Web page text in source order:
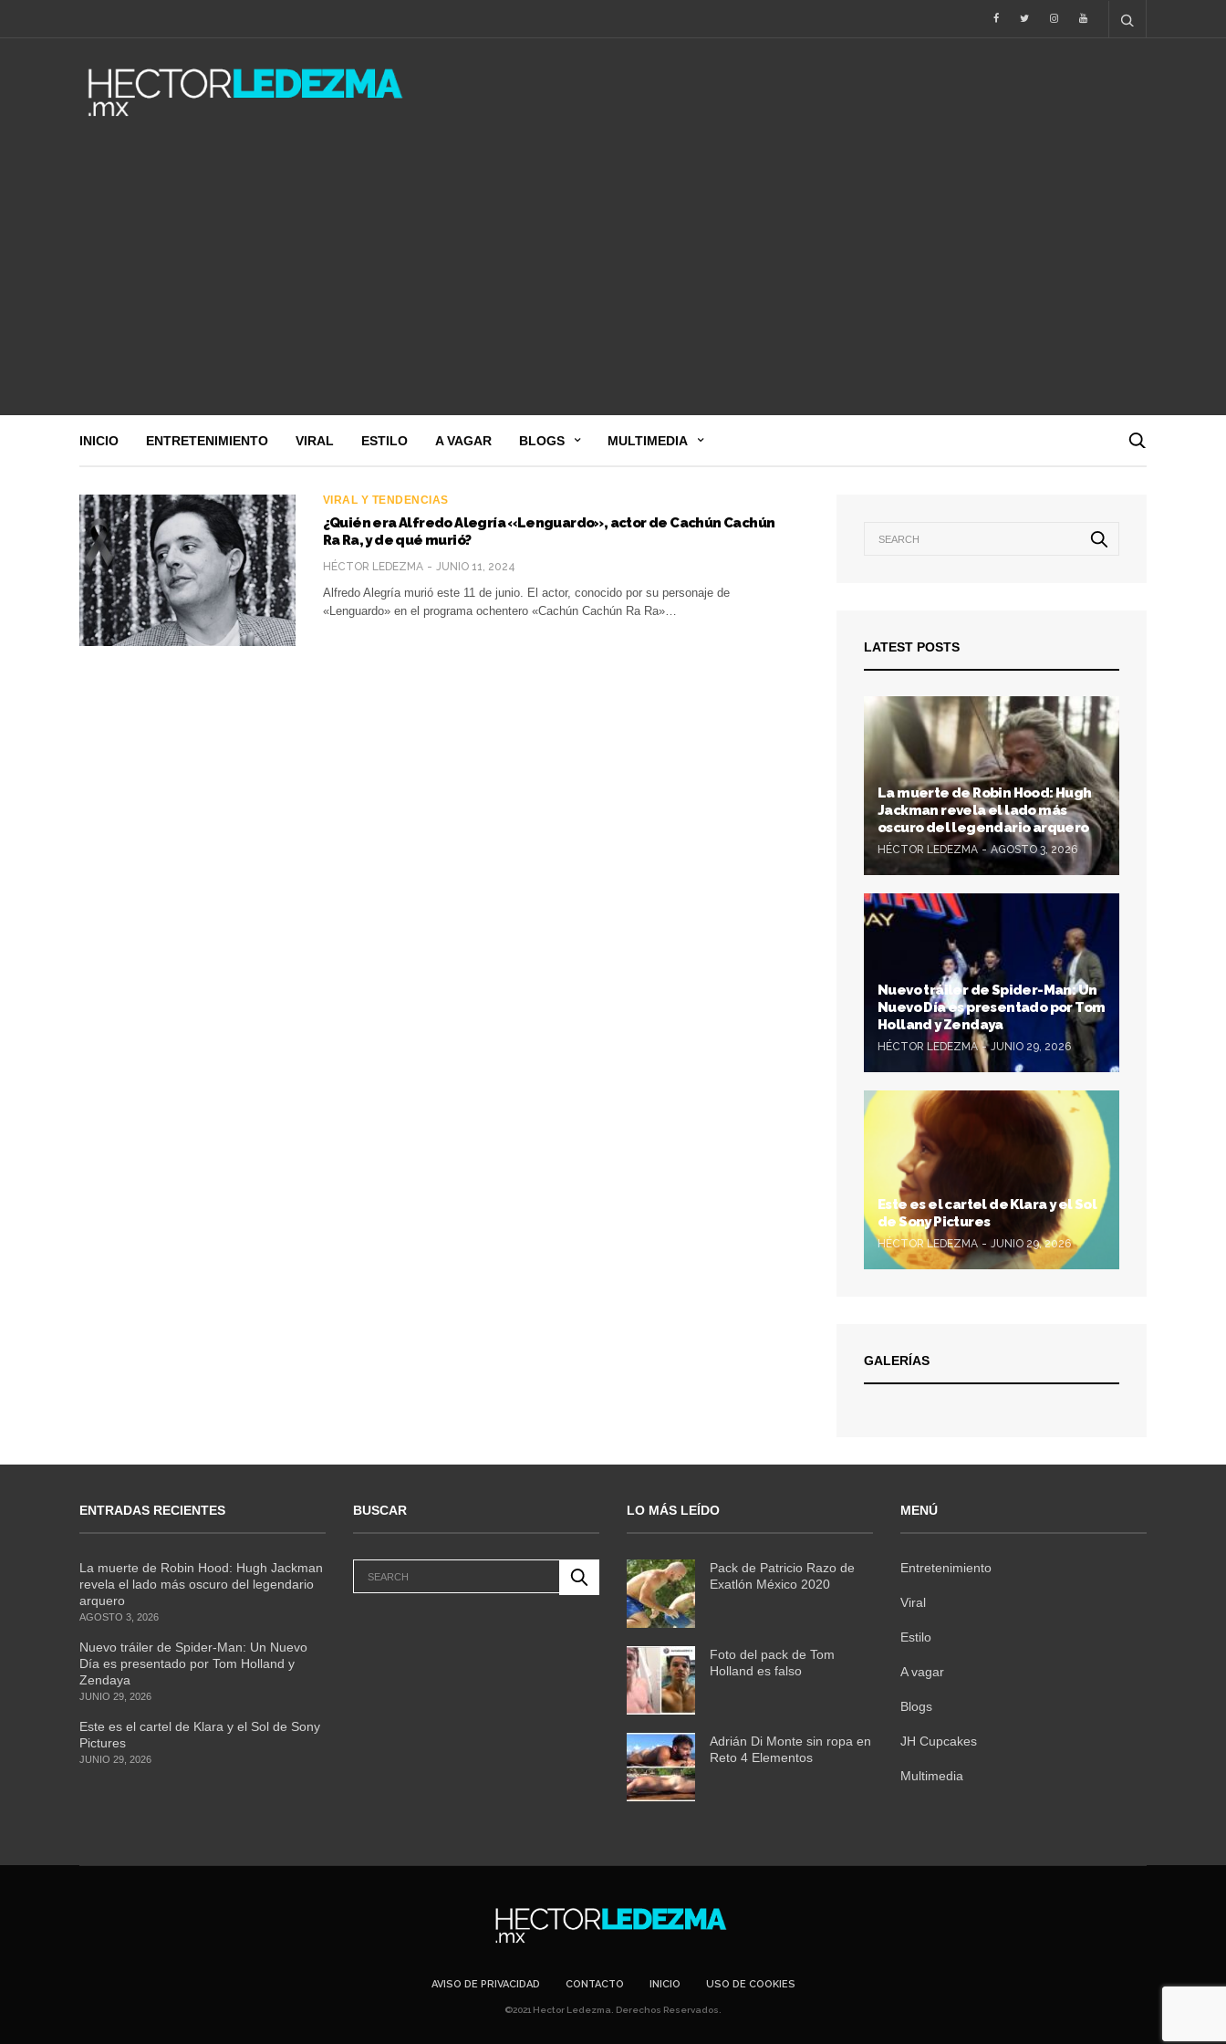
INICIO ENTRETENIMIENTO VIRAL ESTILO A VAGAR BLOGS MULTIMEDIA
VIRAL Y TENDENCIAS
¿Quién era Alfredo Alegría «Lenguardo», actor de Cachún Cachún
Ra Ra, y de qué murió?
HÉCTOR LEDEZMA JUNIO 11, 2024
Alfredo Alegría murió este 11 de junio. El actor, conocido por su personaje de
«Lenguardo» en el programa ochentero «Cachún Cachún Ra Ra»…
LATEST POSTS
La muerte de Robin Hood: Hugh
Jackman revela el lado más
oscuro del legendario arquero
HÉCTOR LEDEZMA AGOSTO 3, 2026
Nuevo tráiler de Spider-Man: Un
Nuevo Día es presentado por Tom
Holland y Zendaya
HÉCTOR LEDEZMA JUNIO 29, 2026
Este es el cartel de Klara y el Sol
de Sony Pictures
HÉCTOR LEDEZMA JUNIO 29, 2026
GALERÍAS
ENTRADAS RECIENTES
La muerte de Robin Hood: Hugh Jackman
revela el lado más oscuro del legendario
arquero
AGOSTO 3, 2026
Nuevo tráiler de Spider-Man: Un Nuevo
Día es presentado por Tom Holland y
Zendaya
JUNIO 29, 2026
Este es el cartel de Klara y el Sol de Sony
Pictures
JUNIO 29, 2026
BUSCAR LO MÁS LEÍDO
Pack de Patricio Razo de
Exatlón México 2020
Foto del pack de Tom
Holland es falso
Adrián Di Monte sin ropa en
Reto 4 Elementos
MENÚ
Entretenimiento
Viral
Estilo
A vagar
Blogs
JH Cupcakes
Multimedia
AVISO DE PRIVACIDAD CONTACTO INICIO USO DE COOKIES
©2021 Hector Ledezma. Derechos Reservados.